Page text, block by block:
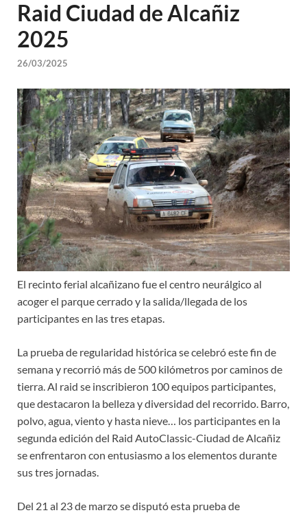
Raid Ciudad de Alcañiz
2025
26/03/2025
El recinto ferial alcañizano fue el centro neurálgico al
acoger el parque cerrado y la salida/llegada de los
participantes en las tres etapas.
La prueba de regularidad histórica se celebró este fin de
semana y recorrió más de 500 kilómetros por caminos de
tierra. Al raid se inscribieron 100 equipos participantes,
que destacaron la belleza y diversidad del recorrido. Barro,
polvo, agua, viento y hasta nieve… los participantes en la
segunda edición del Raid AutoClassic-Ciudad de Alcañiz
se enfrentaron con entusiasmo a los elementos durante
sus tres jornadas.
Del 21 al 23 de marzo se disputó esta prueba de